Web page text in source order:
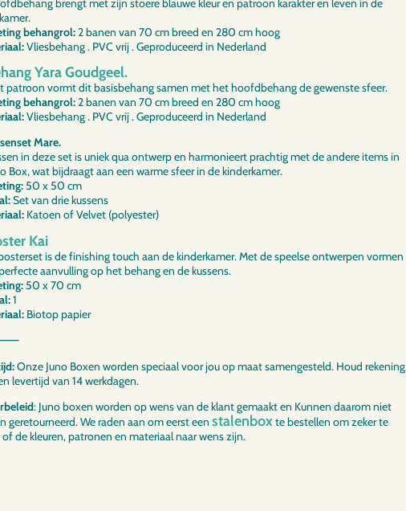
brengt met zijn stoere blauwe kleur en patroon karakter en leven in de
behangrol:2 banen van 70 cm breed en 280 cm hoog
Vliesbehang . PVC vrij . Geproduceerd in Nederland
g Yara Goudgeel.
patroon vormt dit basisbehang samen met het hoofdbehang de gewenste sfeer.
behangrol:2 banen van 70 cm breed en 280 cm hoog
Vliesbehang . PVC vrij . Geproduceerd in Nederland
Mare.
in deze set is uniek qua ontwerp en harmonieert prachtig met de andere items in
Box, wat bijdraagt aan een warme sfeer in de kinderkamer.
50 x 50 cm
Set van drie kussens
Katoen of Velvet (polyester)
Kai
is de finishing touch aan de kinderkamer. Met de speelse ontwerpen vormen
aanvulling op het behang en de kussens.
50 x 70 cm
1
Biotop papier
Onze Juno Boxen worden speciaal voor jou op maat samengesteld. Houd rekening
levertijd van 14 werkdagen.
: Juno boxen worden op wens van de klant gemaakt en Kunnen daarom niet
geretourneerd. We raden aan om eerst een stalenboxte bestellen om zeker te
de kleuren, patronen en materiaal naar wens zijn.